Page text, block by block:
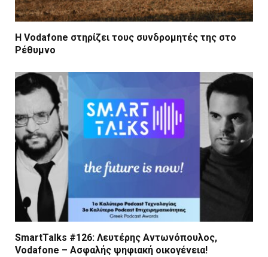
Η Vodafone στηρίζει τους συνδρομητές της στο
Ρέθυμνο
SmartTalks #126: Λευτέρης Αντωνόπουλος,
Vodafone – Ασφαλής ψηφιακή οικογένεια!